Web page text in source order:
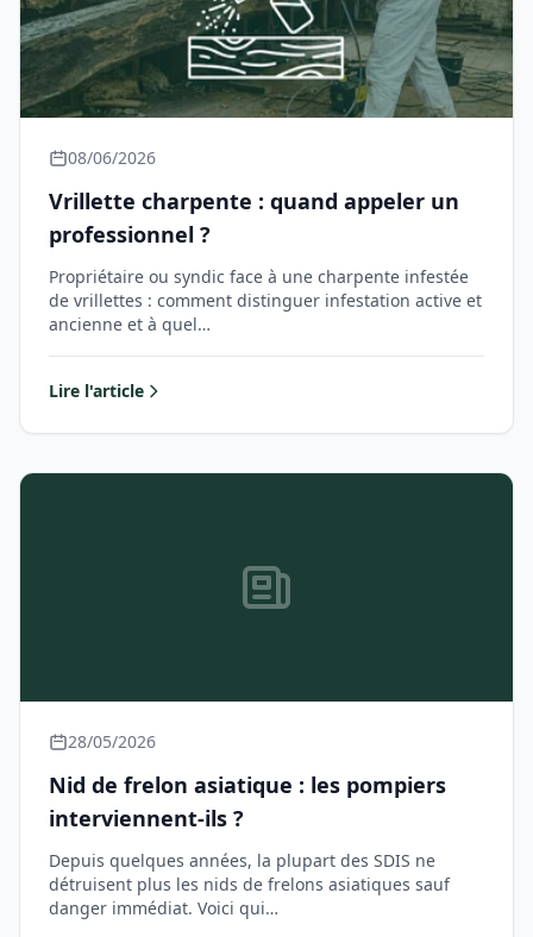
08/06/2026
Vrillette charpente : quand appeler un
professionnel ?
Propriétaire ou syndic face à une charpente infestée
de vrillettes : comment distinguer infestation active et
ancienne et à quel…
Lire l'article
28/05/2026
Nid de frelon asiatique : les pompiers
interviennent-ils ?
Depuis quelques années, la plupart des SDIS ne
détruisent plus les nids de frelons asiatiques sauf
danger immédiat. Voici qui…